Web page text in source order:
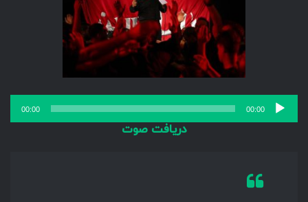
پخش‌کننده
صوت
00:00
00:00
دریافت صوت